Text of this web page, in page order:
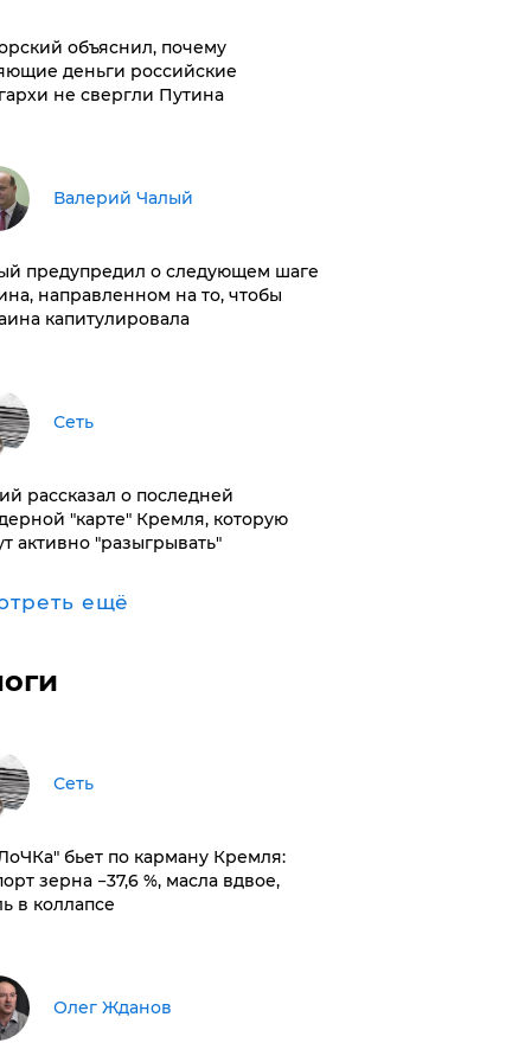
объяснил, почему
деньги российские
не свергли Путина
Валерий Чалый
предупредил о следующем шаге
направленном на то, чтобы
капитулировала
Сеть
рассказал о последней
"карте" Кремля, которую
активно "разыгрывать"
ещё
Сеть
бьет по карману Кремля:
зерна −37,6 %, масла вдвое,
в коллапсе
Олег Жданов